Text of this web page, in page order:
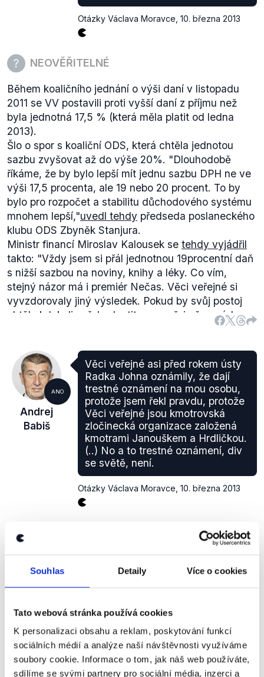
Souhlas Detaily Více o cookies
Tato webová stránka používá cookies
K personalizaci obsahu a reklam, poskytování funkcí
sociálních médií a analýze naší návštěvnosti využíváme
soubory cookie. Informace o tom, jak náš web používáte,
sdílíme se svými partnery pro sociální média, inzerci a
Otázky Václava Moravce 10. března 2013
NEOVĚŘITELNÉ
Během koaličního jednání o výši daní v listopadu
2011 se VV postavili proti vyšší daní z příjmu než
byla jednotná 17,5 % (která měla platit od ledna
2013).
Šlo o spor s koaliční ODS, která chtěla jednotou
sazbu zvyšovat až do výše 20%. "Dlouhodobě
říkáme, že by bylo lepší mít jednu sazbu DPH ne ve
výši 17,5 procenta, ale 19 nebo 20 procent. To by
bylo pro rozpočet a stabilitu důchodového systému
mnohem lepší,"uvedl tehdy předseda poslaneckého
klubu ODS Zbyněk Stanjura.
Ministr financí Miroslav Kalousek se tehdy vyjádřil
takto: "Vždy jsem si přál jednotnou 19procentní daň
s nižší sazbou na noviny, knihy a léky. Co vím,
stejný názor má i premiér Nečas. Věci veřejné si
vyvzdorovaly jiný výsledek. Pokud by svůj postoj
chtěly kdykoliv přehodnotit, samozřejmě se rád
pouze argumentem v koaliční diskuzi, který byl
použit proti možnosti vyššího zdanění "bohatých".
Nešlo tedy o jasně prosazovaný koncept. Nelze
ovšem doložit roli Václava Klause v "nabourání"
konceptu, ani případnou "spolupráci" s VV. Výrok
proto hodnotíme jako neověřitelný.
ANO
Andrej
Babiš
Věci veřejné asi před rokem ústy
Radka Johna oznámily, že dají
trestné oznámení na mou osobu,
protože jsem řekl pravdu, protože
Věci veřejné jsou kmotrovská
zločinecká organizace založená
kmotrami Janouškem a Hrdličkou.
(..) No a to trestné oznámení, div
se světě, není.
Otázky Václava Moravce 10. března 2013
Strana Věci Veřejnépodalana podnikatele Andreje
Babiše trestní oznámení v prosinci 2011 za údajné
spáchání trestného činu pomluvy, poškozování
rozhovoruv listopadu 2011 na adresu VV prohlásil:
Ta strana přitom vznikla proto, aby rozkrádala
nejdříve městské části, a dnes v tom pokračuje na
státní úrovni.“V dalšíčásti rozhovoru označuje VV
"za stranu založenou pražskými kmotry." Radek